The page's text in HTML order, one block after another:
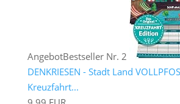
AngebotBestseller Nr. 2
DENKRIESEN - Stadt Land
Kreuzfahrt...